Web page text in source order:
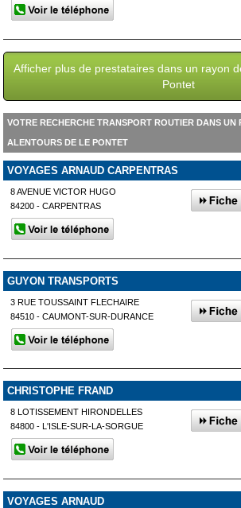
Afficher plus de prestataires dans un rayon
Pontet
VOTRE RECHERCHE TRANSPORT ROUTIER DANS UN
ALENTOURS DE LE PONTET
VOYAGES ARNAUD CARPENTRAS
8 AVENUE VICTOR HUGO
84200 - CARPENTRAS
GUYON TRANSPORTS
3 RUE TOUSSAINT FLECHAIRE
84510 - CAUMONT-SUR-DURANCE
CHRISTOPHE FRAND
8 LOTISSEMENT HIRONDELLES
84800 - L'ISLE-SUR-LA-SORGUE
VOYAGES ARNAUD